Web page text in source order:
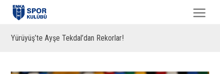
Yürüyüş’te Ayşe Tekdal’dan Rekorlar!